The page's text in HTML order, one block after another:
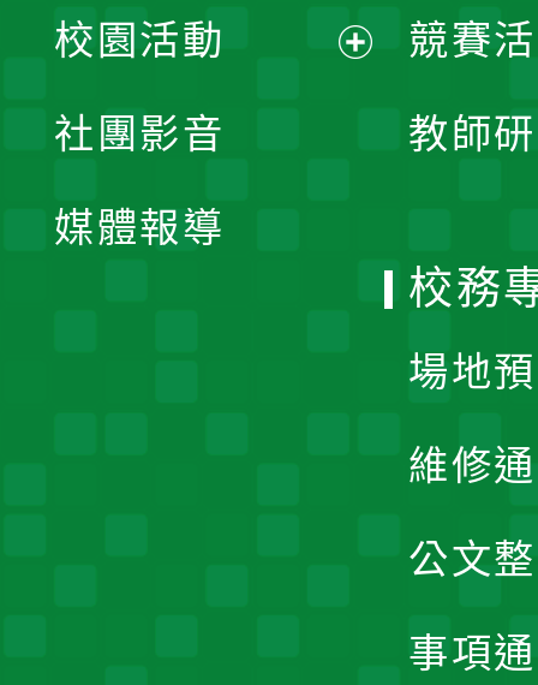
競賽
教師
開
校園活動
社團影音
媒體報導
校務
場地
維修
公文
事項